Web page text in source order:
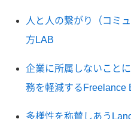
人と人の繋がり（コミ
方LAB
企業に所属しないこと
務を軽減するFreelance
多様性を称賛しあう